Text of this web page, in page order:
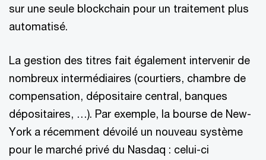
sur une seule blockchain pour un traitement plus
automatisé.
La gestion des titres fait également intervenir de
nombreux intermédiaires (courtiers, chambre de
compensation, dépositaire central, banques
dépositaires, …). Par exemple, la bourse de New-
York a récemment dévoilé un nouveau système
pour le marché privé du Nasdaq : celui-ci